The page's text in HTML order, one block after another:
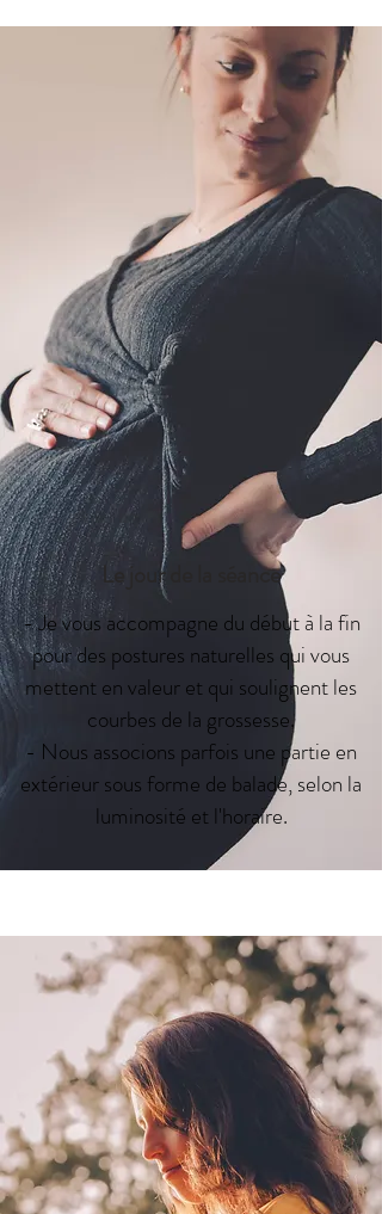
Le jour de la séance
- Je vous accompagne du début à la fin
pour des postures naturelles qui vous
mettent en valeur et qui soulignent les
courbes de la grossesse.
- Nous associons parfois une partie en
extérieur sous forme de balade, selon la
luminosité et l'horaire.